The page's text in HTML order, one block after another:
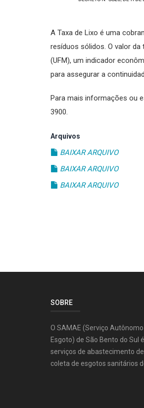
A Taxa de Lixo é uma
resíduos sólidos. O valor da
(UFM), um indicador
para assegurar a
Para mais informações ou
3900.
Arquivos
BAIXAR ARQUIVO
BAIXAR ARQUIVO
BAIXAR ARQUIVO
SOBRE
O SAMAE (Serviço
Esgoto) de São Bento do Sul
serviços de abastecimento
coleta de esgotos sanitários